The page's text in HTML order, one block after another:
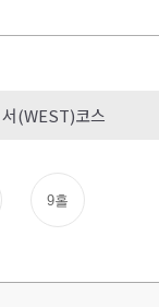
서(WEST)코스
9홀